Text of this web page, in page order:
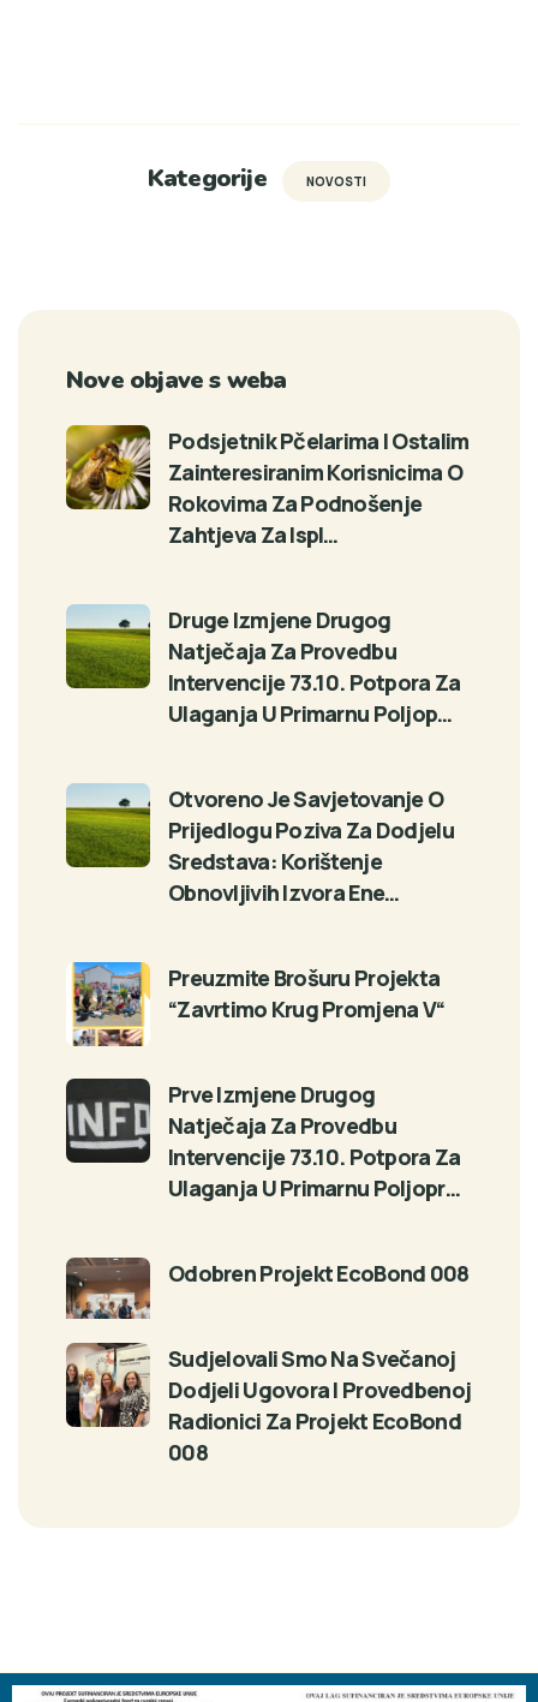
Kategorije NOVOSTI
Nove objave s weba
Podsjetnik Pčelarima I Ostalim
Zainteresiranim Korisnicima O
Rokovima Za Podnošenje
Zahtjeva Za Ispl…
Druge Izmjene Drugog
Natječaja Za Provedbu
Intervencije 73.10. Potpora Za
Ulaganja U Primarnu Poljop…
Otvoreno Je Savjetovanje O
Prijedlogu Poziva Za Dodjelu
Sredstava: Korištenje
Obnovljivih Izvora Ene…
Preuzmite Brošuru Projekta
“Zavrtimo Krug Promjena V“
Prve Izmjene Drugog
Natječaja Za Provedbu
Intervencije 73.10. Potpora Za
Ulaganja U Primarnu Poljopr…
Odobren Projekt EcoBond 008
Sudjelovali Smo Na Svečanoj
Dodjeli Ugovora I Provedbenoj
Radionici Za Projekt EcoBond
008